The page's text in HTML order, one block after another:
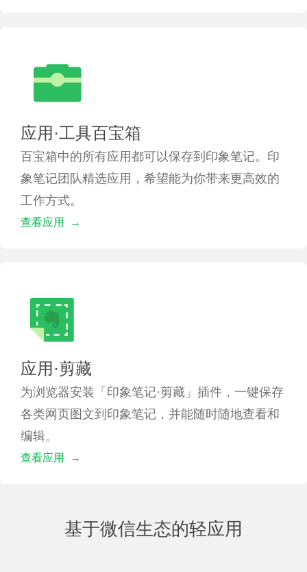
应用·工具百宝箱
百宝箱中的所有应用都可以保存到印象笔记。印
象笔记团队精选应用，希望能为你带来更高效的
工作方式。
查看应用 →
应用·剪藏
为浏览器安装「印象笔记·剪藏」插件，⼀键保存
各类⽹页图文到印象笔记，并能随时随地查看和
编辑。
查看应用 →
基于微信生态的轻应用